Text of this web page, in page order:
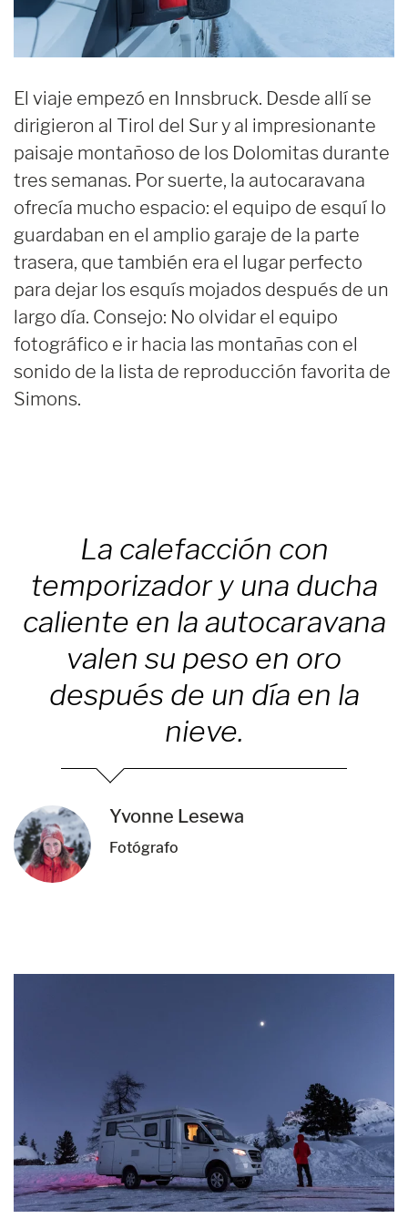
El viaje empezó en Innsbruck. Desde allí se
dirigieron al Tirol del Sur y al impresionante
paisaje montañoso de los Dolomitas durante
tres semanas. Por suerte, la autocaravana
ofrecía mucho espacio: el equipo de esquí lo
guardaban en el amplio garaje de la parte
trasera, que también era el lugar perfecto
para dejar los esquís mojados después de un
largo día. Consejo: No olvidar el equipo
fotográfico e ir hacia las montañas con el
sonido de la lista de reproducción favorita de
Simons.
La calefacción con
temporizador y una ducha
caliente en la autocaravana
valen su peso en oro
después de un día en la
nieve.
Yvonne Lesewa
Fotógrafo